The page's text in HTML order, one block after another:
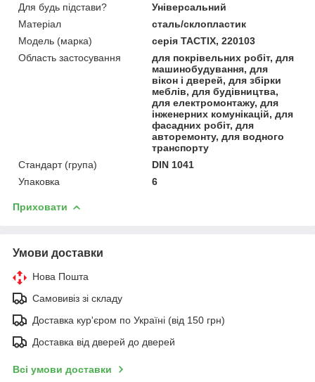
Для будь підстави?
Універсальний
Матеріал
сталь/склопластик
Модель (марка)
серія TACTIX, 220103
Область застосування
для покрівельних робіт, для
машинобудування, для
вікон і дверей, для збірки
меблів, для будівництва,
для електромонтажу, для
інженерних комунікацій, для
фасадних робіт, для
авторемонту, для водного
транспорту
Стандарт (група)
DIN 1041
Упаковка
6
Приховати
Умови доставки
Нова Пошта
Самовивіз зі складу
Доставка кур'єром по Україні (від 150 грн)
Доставка від дверей до дверей
Всі умови доставки